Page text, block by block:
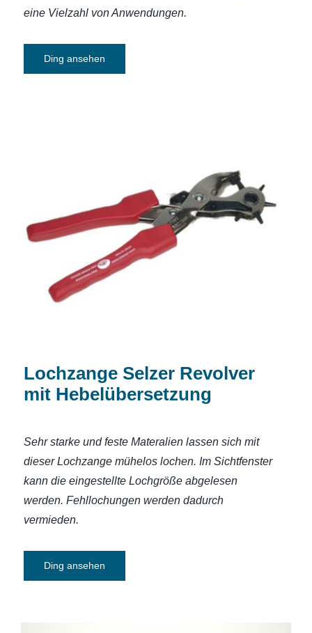
eine Vielzahl von Anwendungen.
Ding ansehen
Lochzange Selzer Revolver mit
Hebelübersetzung
Lochzange Selzer Revolver
mit Hebelübersetzung
Sehr starke und feste Materalien lassen sich mit
dieser Lochzange mühelos lochen. Im Sichtfenster
kann die eingestellte Lochgröße abgelesen
werden. Fehllochungen werden dadurch
vermieden.
Ding ansehen